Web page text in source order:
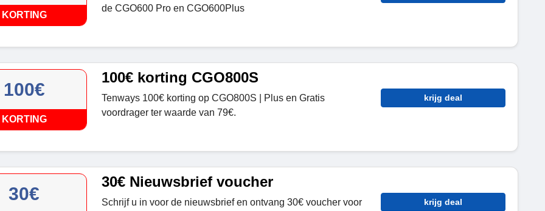
KORTING
de CGO600 Pro en CGO600Plus
100€
KORTING
100€ korting CGO800S
Tenways 100€ korting op CGO800S | Plus en Gratis
voordrager ter waarde van 79€.
krijg deal
30€
30€ Nieuwsbrief voucher
Schrijf u in voor de nieuwsbrief en ontvang 30€ voucher voor
krijg deal